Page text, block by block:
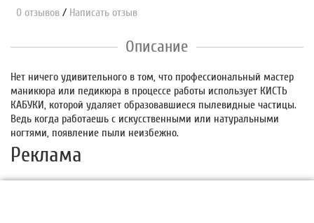
0 отзывов / Написать отзыв
Описание
Нет ничего удивительного в том, что профессиональный мастер
маникюра или педикюра в процессе работы использует КИСТЬ
КАБУКИ, которой удаляет образовавшиеся пылевидные частицы.
Ведь когда работаешь с искусственными или натуральными
ногтями, появление пыли неизбежно.
Реклама